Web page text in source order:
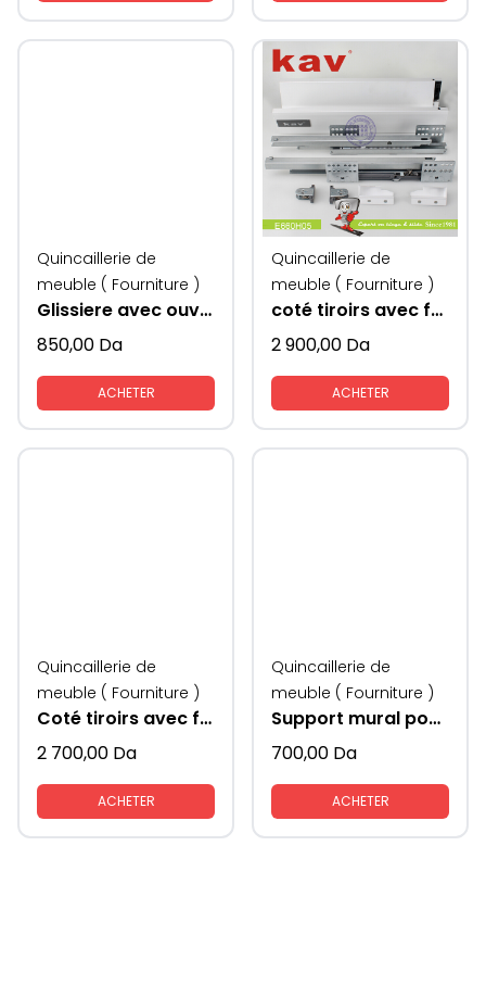
Quincaillerie de
meuble ( Fourniture )
Glissiere avec ouverture poussoirs KAV
850,00 Da
ACHETER
Quincaillerie de
meuble ( Fourniture )
coté tiroirs avec freins 2 tige KAV
2 900,00 Da
ACHETER
Quincaillerie de
meuble ( Fourniture )
Coté tiroirs avec freins sans tige KAV
2 700,00 Da
ACHETER
Quincaillerie de
meuble ( Fourniture )
Support mural pour consol pliante
700,00 Da
ACHETER